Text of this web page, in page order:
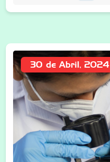
30 de Abril, 2024